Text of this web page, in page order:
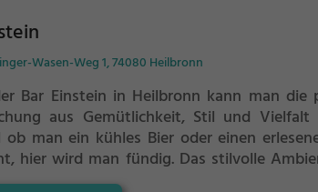
einem edlen Tropfen Wein.
Wasen-Weg 1, 74080 Heilbronn
Bar Einstein in Heilbronn kann man die
aus Gemütlichkeit, Stil und Vielfalt
ob man ein kühles Bier oder einen
hier wird man fündig. Das stilvolle
ein, sich zurückzulehnen und die große